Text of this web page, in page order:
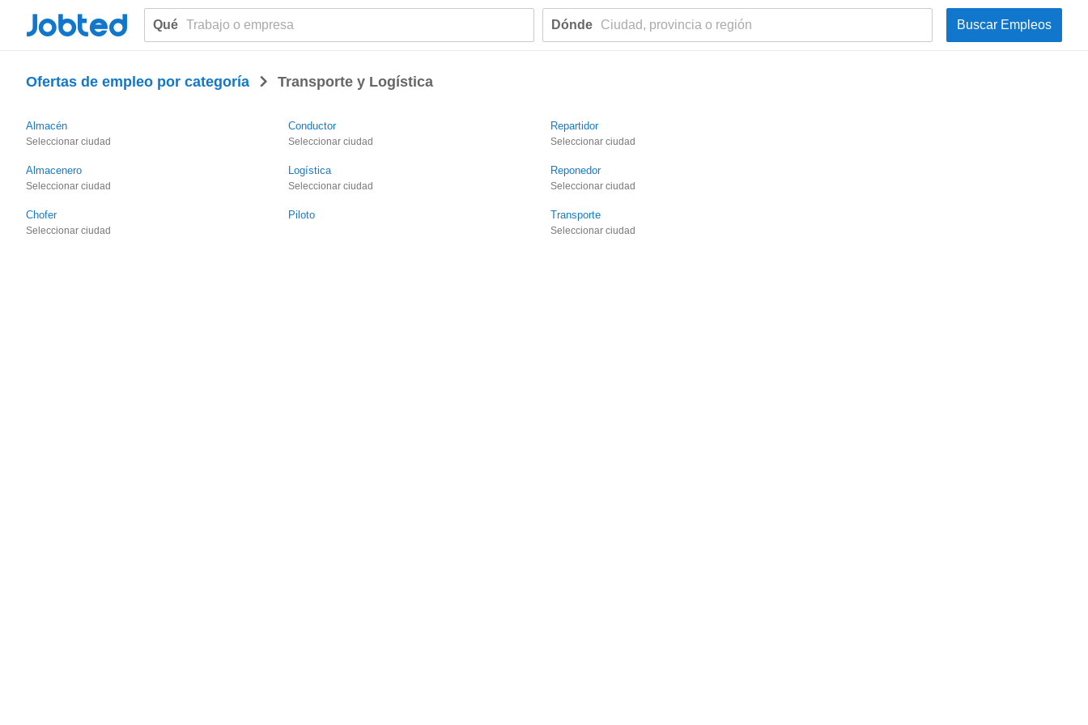
Jobted Qué Dónde
Ofertas de empleo por categoría > Transporte y Logística
Almacén
Seleccionar ciudad
Almacenero
Seleccionar ciudad
Chofer
Seleccionar ciudad
Conductor
Seleccionar ciudad
Logística
Seleccionar ciudad
Piloto
Repartidor
Seleccionar ciudad
Reponedor
Seleccionar ciudad
Transporte
Seleccionar ciudad